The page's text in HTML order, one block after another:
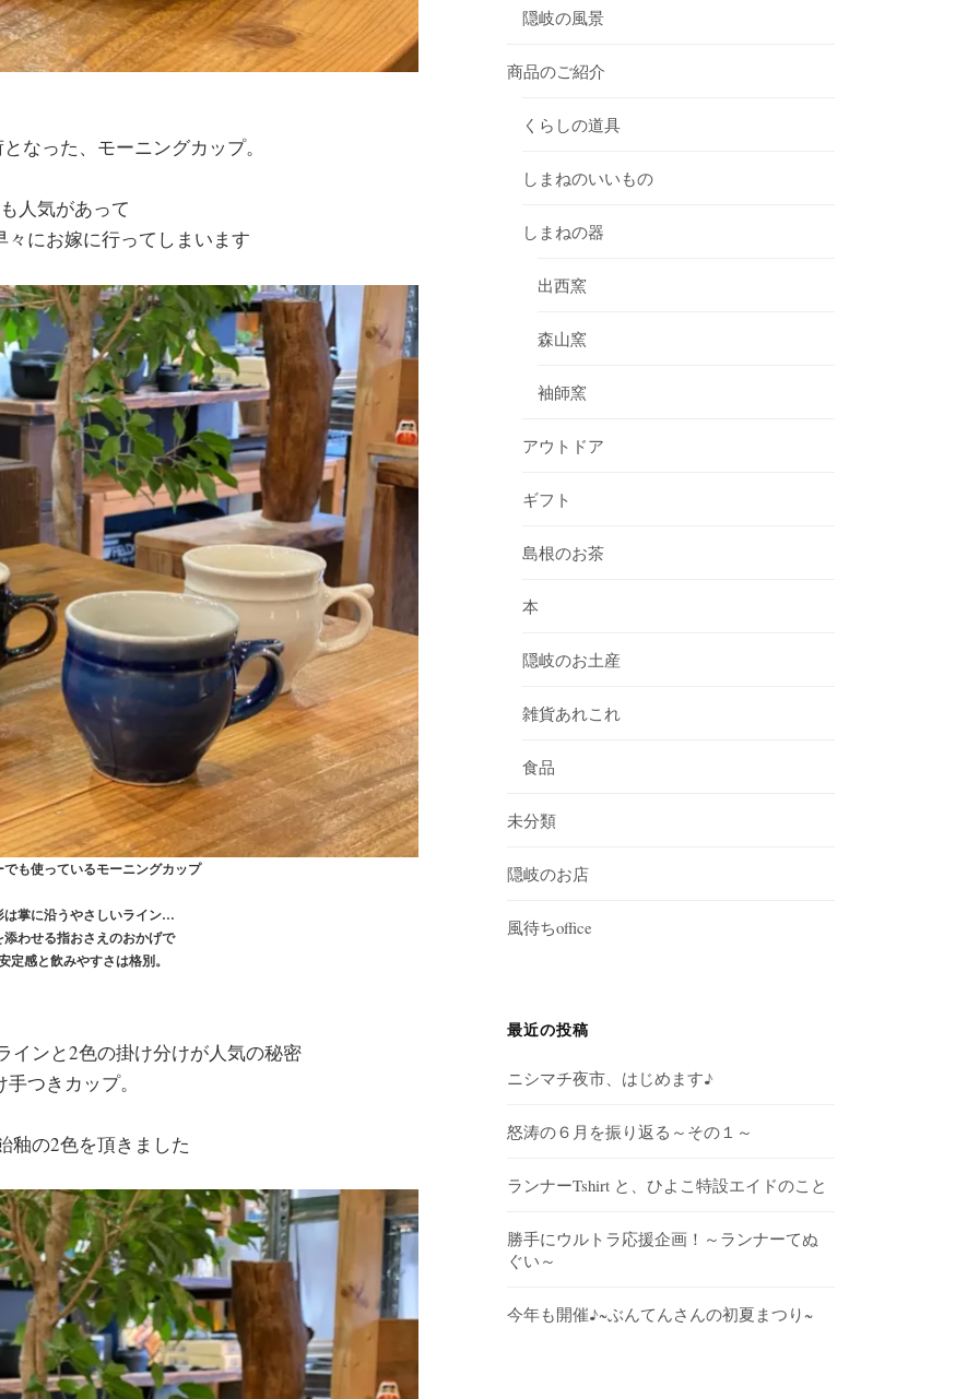
なった、モーニングカップ。
人気があって
にお嫁に行ってしまいます
も使っているモーニングカップ
は掌に沿うやさしいライン…
わせる指おさえのおかげで
定感と飲みやすさは格別。
インと2色の掛け分けが人気の秘密
つきカップ。
釉の2色を頂きました
隠岐の風景
商品のご紹介
くらしの道具
しまねのいいもの
しまねの器
出西窯
森山窯
袖師窯
アウトドア
ギフト
島根のお茶
本
隠岐のお土産
雑貨あれこれ
食品
未分類
隠岐のお店
風待ちoffice
最近の投稿
ニシマチ夜市、はじめます♪
怒涛の６月を振り返る～その１～
ランナーTshirt と、ひよこ特設エイドのこと
勝手にウルトラ応援企画！～ランナーてぬ
ぐい～
今年も開催♪~ぶんてんさんの初夏まつり~